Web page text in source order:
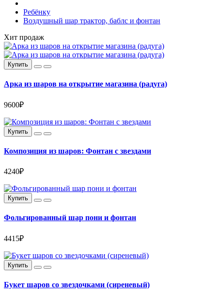
Ребёнку
Воздушный шар трактор, баблс и фонтан
Хит продаж
Купить
Арка из шаров на открытие магазина (радуга)
9600₽
Купить
Композиция из шаров: Фонтан с звездами
4240₽
Купить
Фольгированный шар пони и фонтан
4415₽
Купить
Букет шаров со звездочками (сиреневый)